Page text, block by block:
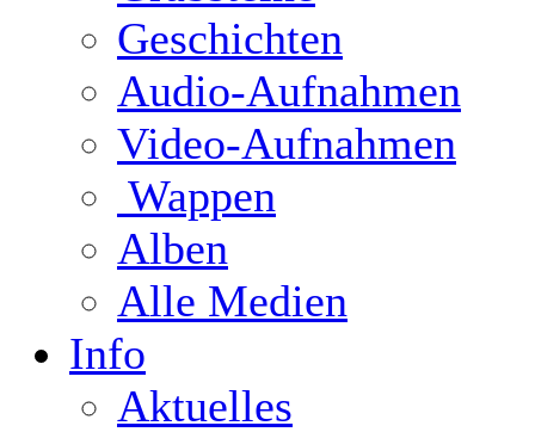
Geschichten
Audio-Aufnahmen
Video-Aufnahmen
Wappen
Alben
Alle Medien
Info
Aktuelles